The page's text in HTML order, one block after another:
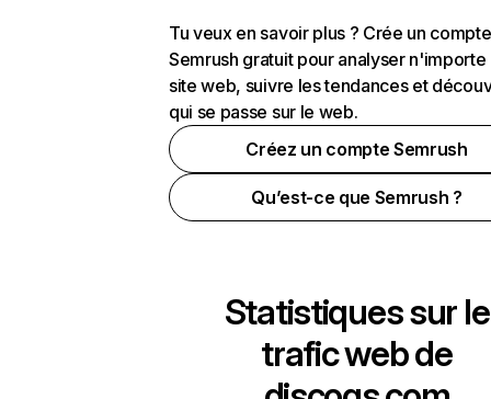
Tu veux en savoir plus ? Crée un compte
Semrush gratuit pour analyser n'importe
site web, suivre les tendances et
qui se passe sur le web.
Créez un compte Semrush
Qu’est-ce que Semrush ?
Statistiques sur le
trafic web de